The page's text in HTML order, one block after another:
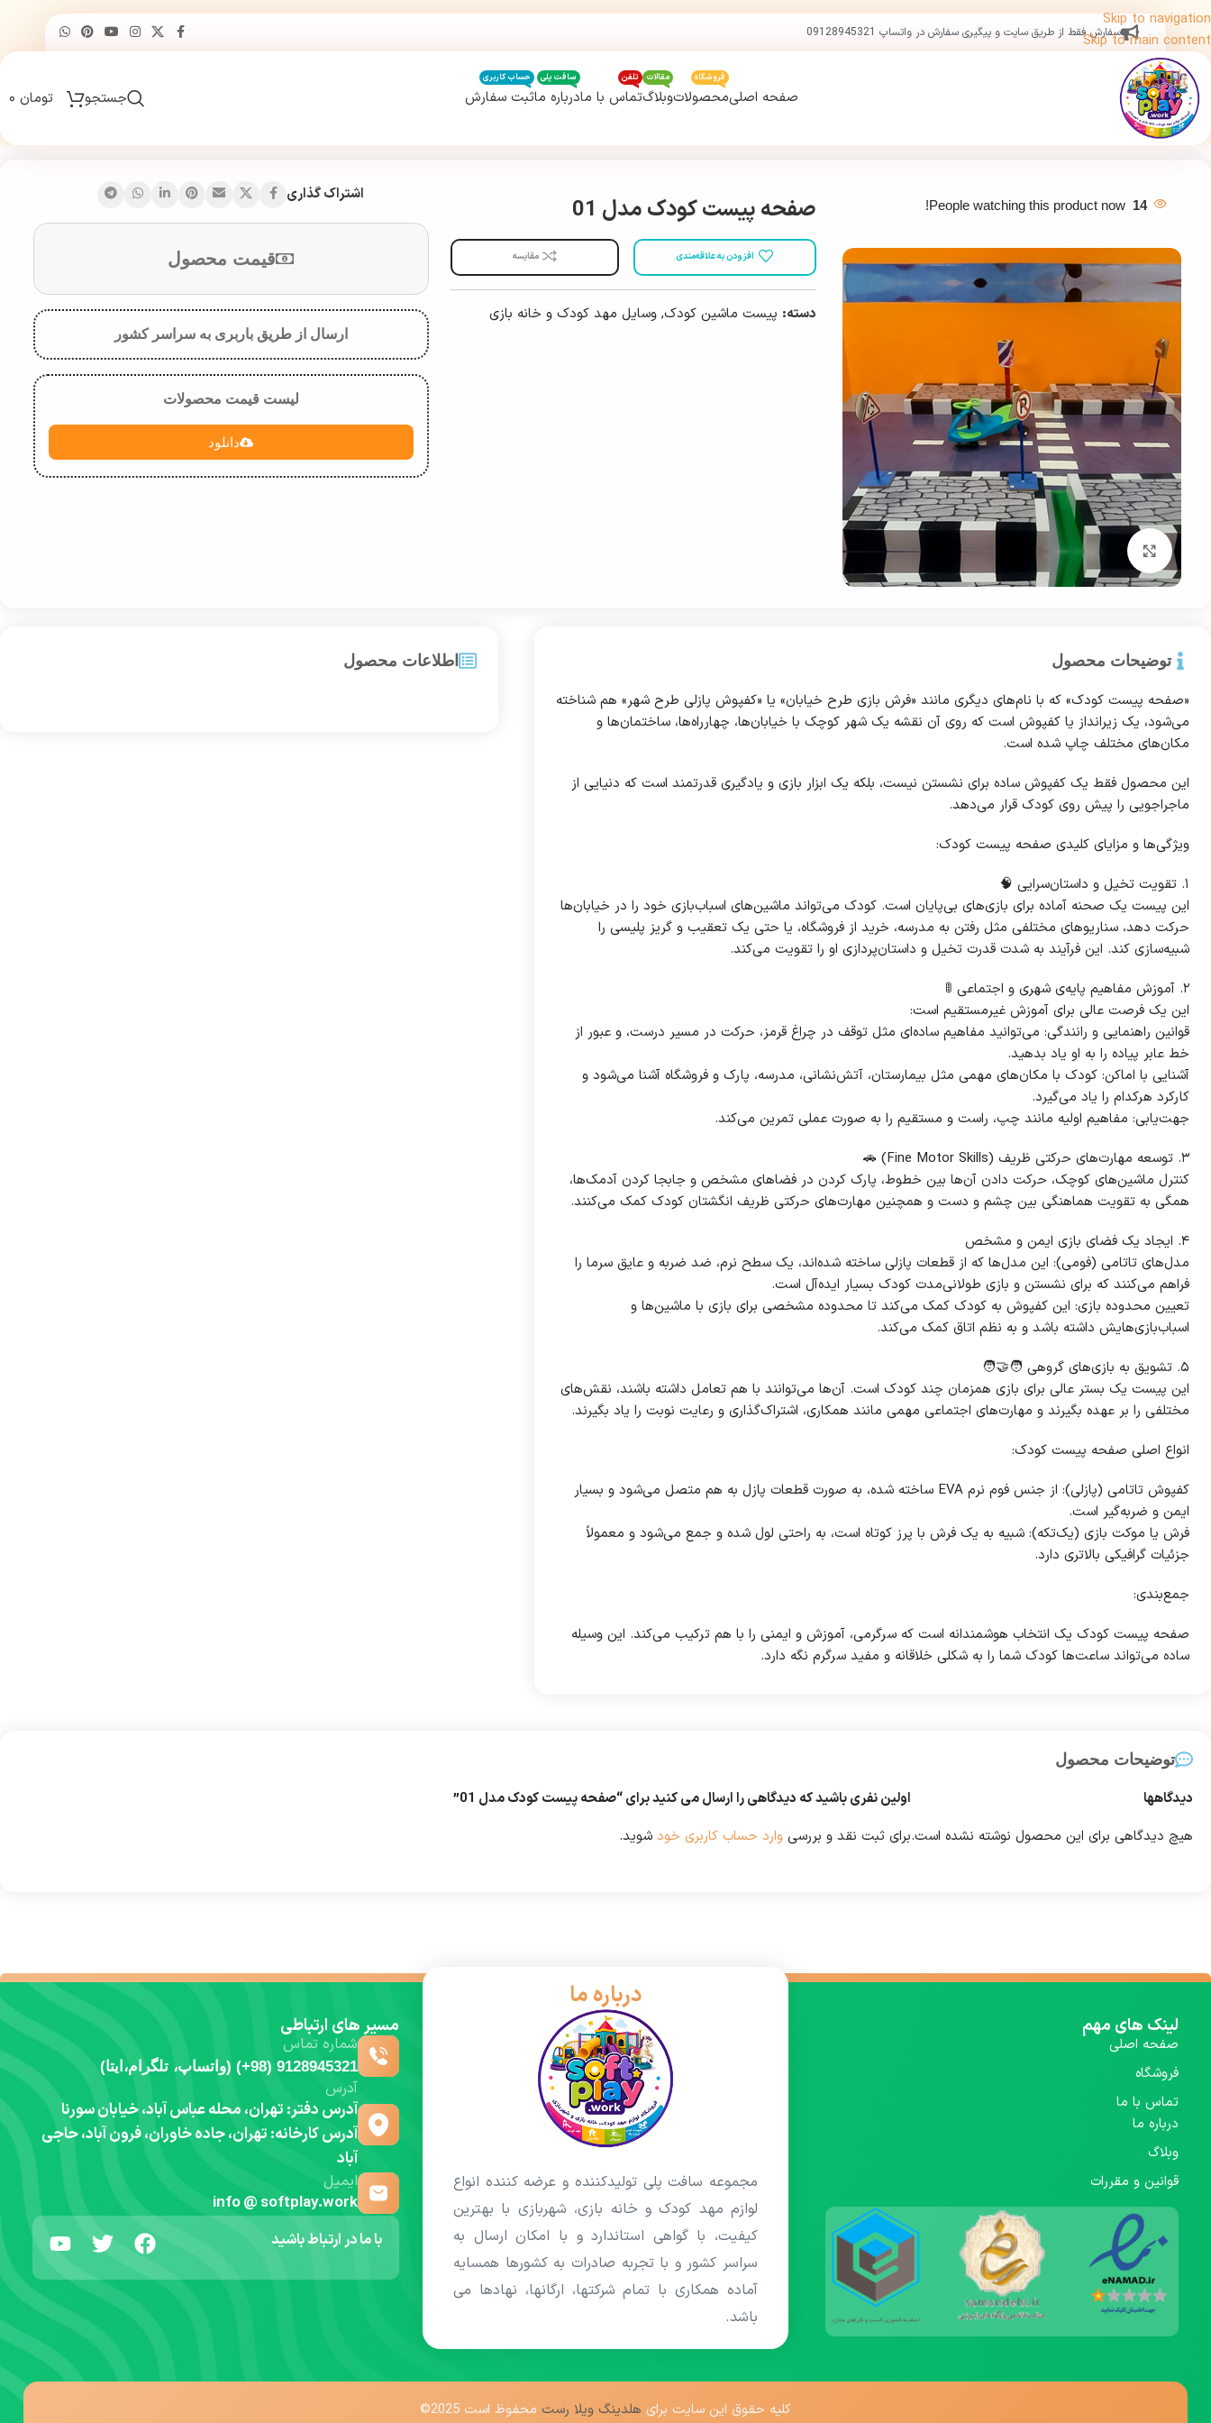
Skip to navigation
Skip to main contentسفارش فقط از طریق سایت و پیگیری سفارش در واتساپ 09128945321
صفحه اصلیمحصولات
فروشگاه
وبلاگ
مقالات
تماس با ما
تلفن
درباره ما
سافت پلی
ثبت سفارش
حساب کاربری
جستجو تومان
14
People watching this product now!
بزرگ نمایی
صفحه پیست کودک مدل 01
افزودن به علاقه‌مندی مقایسه
دسته: پیست ماشین کودک, وسایل مهد کودک و خانه بازی
اشتراک گذاری
قیمت محصول
ارسال از طریق باربری به سراسر کشور
لیست قیمت محصولات
دانلود
توضیحات محصول
«صفحه پیست کودک» که با نام‌های دیگری مانند «فرش بازی طرح خیابان» یا «کفپوش پازلی طرح شهر» هم شناخته
می‌شود، یک زیرانداز یا کفپوش است که روی آن نقشه یک شهر کوچک با خیابان‌ها، چهارراه‌ها، ساختمان‌ها و
مکان‌های مختلف چاپ شده است.
این محصول فقط یک کفپوش ساده برای نشستن نیست، بلکه یک ابزار بازی و یادگیری قدرتمند است که دنیایی از
ماجراجویی را پیش روی کودک قرار می‌دهد.
ویژگی‌ها و مزایای کلیدی صفحه پیست کودک:
۱. تقویت تخیل و داستان‌سرایی 🧠
این پیست یک صحنه آماده برای بازی‌های بی‌پایان است. کودک می‌تواند ماشین‌های اسباب‌بازی خود را در خیابان‌ها
حرکت دهد، سناریوهای مختلفی مثل رفتن به مدرسه، خرید از فروشگاه، یا حتی یک تعقیب و گریز پلیسی را
شبیه‌سازی کند. این فرآیند به شدت قدرت تخیل و داستان‌پردازی او را تقویت می‌کند.
۲. آموزش مفاهیم پایه‌ی شهری و اجتماعی 🚦
این یک فرصت عالی برای آموزش غیرمستقیم است:
قوانین راهنمایی و رانندگی: می‌توانید مفاهیم ساده‌ای مثل توقف در چراغ قرمز، حرکت در مسیر درست، و عبور از
خط عابر پیاده را به او یاد بدهید.
آشنایی با اماکن: کودک با مکان‌های مهمی مثل بیمارستان، آتش‌نشانی، مدرسه، پارک و فروشگاه آشنا می‌شود و
کارکرد هرکدام را یاد می‌گیرد.
جهت‌یابی: مفاهیم اولیه مانند چپ، راست و مستقیم را به صورت عملی تمرین می‌کند.
۳. توسعه مهارت‌های حرکتی ظریف (Fine Motor Skills) 🚗
کنترل ماشین‌های کوچک، حرکت دادن آن‌ها بین خطوط، پارک کردن در فضاهای مشخص و جابجا کردن آدمک‌ها،
همگی به تقویت هماهنگی بین چشم و دست و همچنین مهارت‌های حرکتی ظریف انگشتان کودک کمک می‌کنند.
۴. ایجاد یک فضای بازی ایمن و مشخص
مدل‌های تاتامی (فومی): این مدل‌ها که از قطعات پازلی ساخته شده‌اند، یک سطح نرم، ضد ضربه و عایق سرما را
فراهم می‌کنند که برای نشستن و بازی طولانی‌مدت کودک بسیار ایده‌آل است.
تعیین محدوده بازی: این کفپوش به کودک کمک می‌کند تا محدوده مشخصی برای بازی با ماشین‌ها و
اسباب‌بازی‌هایش داشته باشد و به نظم اتاق کمک می‌کند.
۵. تشویق به بازی‌های گروهی 🧑‍🤝‍🧑
این پیست یک بستر عالی برای بازی همزمان چند کودک است. آن‌ها می‌توانند با هم تعامل داشته باشند، نقش‌های
مختلفی را بر عهده بگیرند و مهارت‌های اجتماعی مهمی مانند همکاری، اشتراک‌گذاری و رعایت نوبت را یاد بگیرند.
انواع اصلی صفحه پیست کودک:
کفپوش تاتامی (پازلی): از جنس فوم نرم EVA ساخته شده، به صورت قطعات پازل به هم متصل می‌شود و بسیار
ایمن و ضربه‌گیر است.
فرش یا موکت بازی (یک‌تکه): شبیه به یک فرش با پرز کوتاه است، به راحتی لول شده و جمع می‌شود و معمولاً
جزئیات گرافیکی بالاتری دارد.
جمع‌بندی:
صفحه پیست کودک یک انتخاب هوشمندانه است که سرگرمی، آموزش و ایمنی را با هم ترکیب می‌کند. این وسیله
ساده می‌تواند ساعت‌ها کودک شما را به شکلی خلاقانه و مفید سرگرم نگه دارد.
اطلاعات محصول
توضیحات محصول
دیدگاهها
هیچ دیدگاهی برای این محصول نوشته نشده است.
اولین نفری باشید که دیدگاهی را ارسال می کنید برای “صفحه پیست کودک مدل 01”
برای ثبت نقد و بررسی وارد حساب کاربری خود شوید.
لینک های مهم
صفحه اصلی
فروشگاه
تماس با ما
درباره ما
وبلاگ
قوانین و مقررات
درباره ما
مجموعه سافت پلی تولیدکننده و عرضه کننده انواع
لوازم مهد کودک و خانه بازی، شهربازی با بهترین
کیفیت، با گواهی استاندارد و با امکان ارسال به
سراسر کشور و با تجربه صادرات به کشورها همسایه
آماده همکاری با تمام شرکتها، ارگانها، نهادها می
باشد.
مسیر های ارتباطی
شماره تماس
9128945321 (98+) (واتساپ، تلگرام،ایتا)
آدرس
آدرس دفتر: تهران، محله عباس آباد، خیابان سورنا
آدرس کارخانه: تهران، جاده خاوران، فرون آباد، حاجی
آباد
ایمیل
info @ softplay.work
با ما در ارتباط باشید
کلیه حقوق این سایت برای هلدینگ ویلا رست محفوظ است 2025©